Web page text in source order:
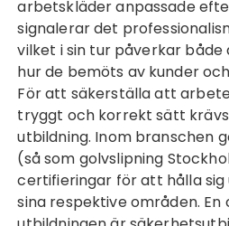
arbetskläder anpassade
signalerar det
vilket i sin tur påverkar
hur de bemöts av kunder
För att säkerställa att
tryggt och korrekt sätt
utbildning. Inom branschen
(så som golvslipning
certifieringar för att hålla
sina respektive områden.